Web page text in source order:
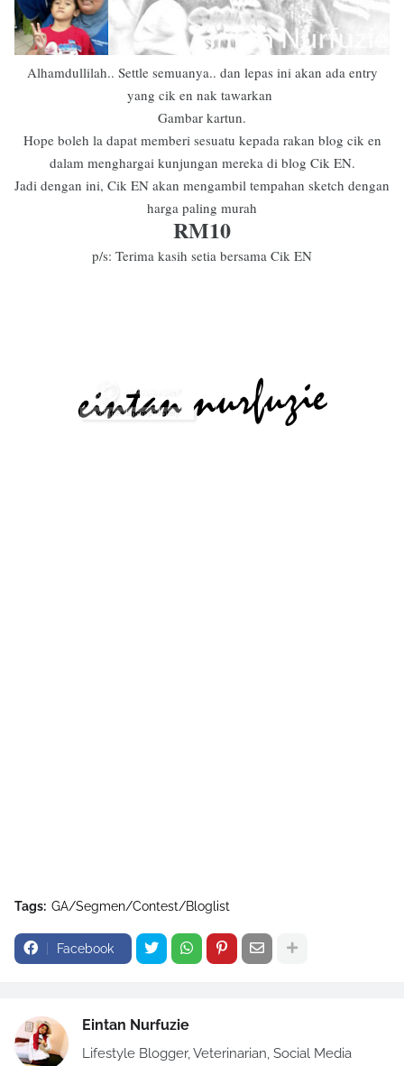
Alhamdullilah.. Settle semuanya.. dan lepas ini akan ada entry
yang cik en nak tawarkan
Gambar kartun.
Hope boleh la dapat memberi sesuatu kepada rakan blog cik en
dalam menghargai kunjungan mereka di blog Cik EN.
Jadi dengan ini, Cik EN akan mengambil tempahan sketch dengan
harga paling murah
RM10
p/s: Terima kasih setia bersama Cik EN
Tags: GA/Segmen/Contest/Bloglist
Facebook
Eintan Nurfuzie
Lifestyle Blogger, Veterinarian, Social Media